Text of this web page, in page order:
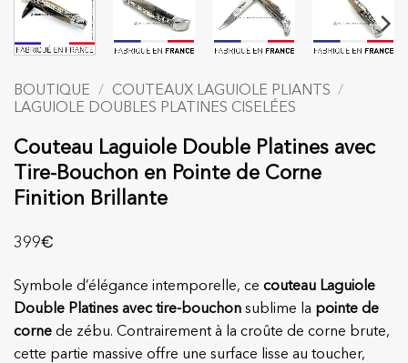
BOUTIQUE / COUTEAUX LAGUIOLE PLIANTS /
LAGUIOLE DOUBLES PLATINES CISELÉES
Couteau Laguiole Double Platines avec
Tire-Bouchon en Pointe de Corne
Finition Brillante
399€
Symbole d’élégance intemporelle, ce couteau Laguiole
Double Platines avec tire-bouchon sublime la pointe de
corne de zébu. Contrairement à la croûte de corne brute,
cette partie massive offre une surface lisse au toucher,